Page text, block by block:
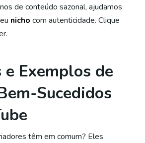
de conteúdo sazonal, ajudamos
nicho com autenticidade. Clique
Exemplos de
Sucedidos
têm em comum? Eles